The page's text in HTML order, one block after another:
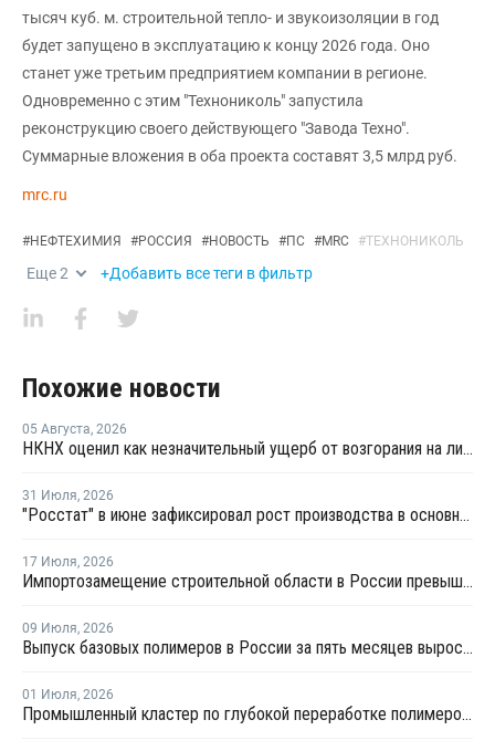
тысяч куб. м. строительной тепло- и звукоизоляции в год
будет запущено в эксплуатацию к концу 2026 года. Оно
станет уже третьим предприятием компании в регионе.
Одновременно с этим "Технониколь" запустила
реконструкцию своего действующего "Завода Техно".
Суммарные вложения в оба проекта составят 3,5 млрд руб.
mrc.ru
#НЕФТЕХИМИЯ #РОССИЯ #НОВОСТЬ #ПС #MRC #ТЕХНОНИКОЛЬ
Еще2 +Добавить все теги в фильтр
Похожие новости
05 Августа, 2026
НКНХ оценил как незначительный ущерб от возгорания на линии полистирола
31 Июля, 2026
"Росстат" в июне зафиксировал рост производства в основных группах пластмасс
17 Июля, 2026
Импортозамещение строительной области в России превышает 98%
09 Июля, 2026
Выпуск базовых полимеров в России за пять месяцев вырос на 3,8%
01 Июля, 2026
Промышленный кластер по глубокой переработке полимеров намерены создать в Приангарье